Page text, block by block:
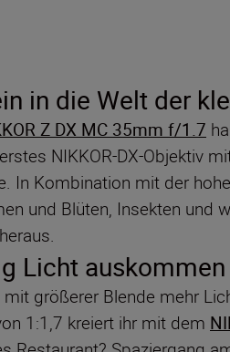
in die Welt der
Z DX MC 35mm f/1.7
NIKKOR-DX-Objektiv
In Kombination mit der
und Blüten, Insekten und
Licht auskommen
mit größerer Blende mehr
1:1,7 kreiert ihr mit dem